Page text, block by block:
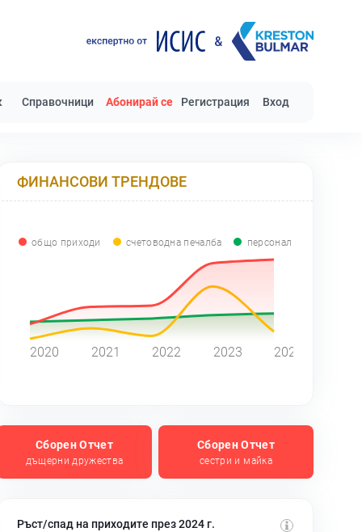
Справочници Абонирай се Регистрация Вход
ФИНАНСОВИ ТРЕНДОВЕ
общо приходи счетоводна печалба персонал
2020 2021 2022 2023 2024
Сборен Отчет
дъщерни дружества
Сборен Отчет
сестри и майка
Ръст/спад на приходите през 2024 г.